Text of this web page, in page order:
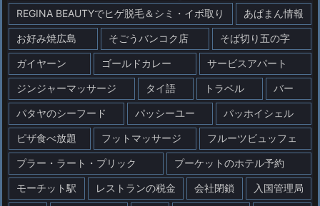
REGINA BEAUTYでヒゲ脱毛＆シミ・イボ取り あぱまん情報
お好み焼広島 そごうバンコク店 そば切り五の字
ガイヤーン ゴールドカレー サービスアパート
ジンジャーマッサージ タイ語 トラベル バー
パタヤのシーフード パッシーユー パッホイシェル
ピザ食べ放題 フットマッサージ フルーツビュッフェ
プラー・ラート・プリック プーケットのホテル予約
モーチット駅 レストランの税金 会社閉鎖 入国管理局